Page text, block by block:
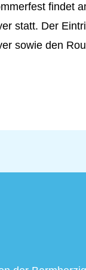
findet
statt. Der
sowie den